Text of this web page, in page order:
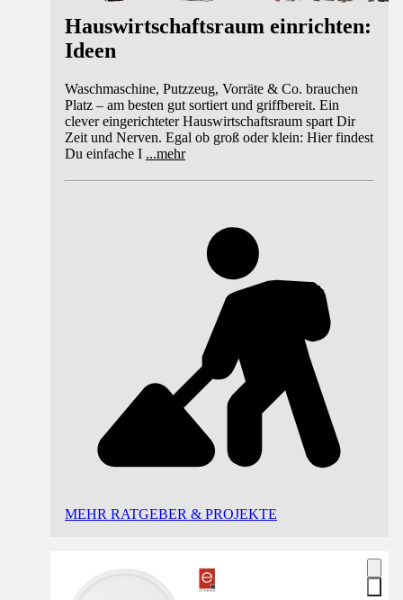
Hauswirtschaftsraum einrichten:
Ideen
Waschmaschine, Putzzeug, Vorräte & Co. brauchen
Platz – am besten gut sortiert und griffbereit. Ein
clever eingerichteter Hauswirtschaftsraum spart Dir
Zeit und Nerven. Egal ob groß oder klein: Hier findest
Du einfache I ...mehr
MEHR RATGEBER & PROJEKTE